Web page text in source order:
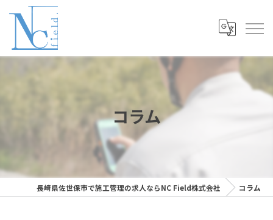
コラム
長崎県佐世保市で施工管理の求人ならNC Field株式会社 コラム